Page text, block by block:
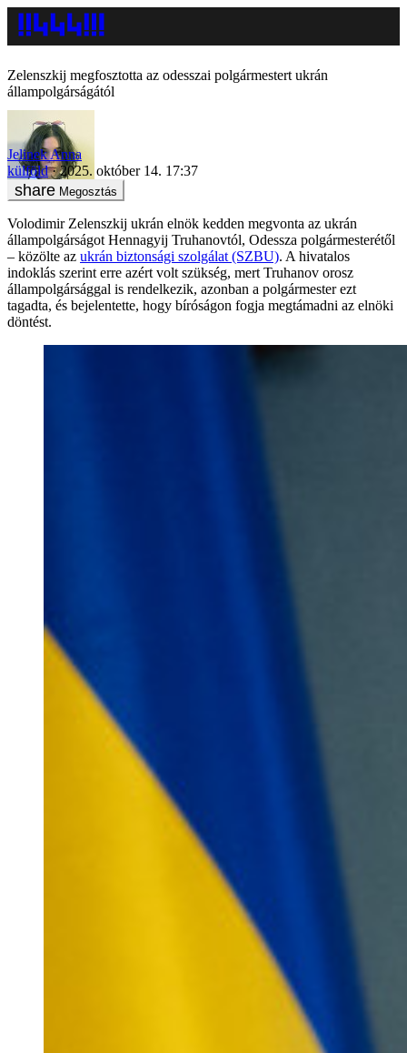
Zelenszkij megfosztotta az odesszai polgármestert ukrán
állampolgárságától
Jelinek Anna
külföld
2025. október 14. 17:37
Megosztás
Volodimir Zelenszkij ukrán elnök kedden megvonta az ukrán
állampolgárságot Hennagyij Truhanovtól, Odessza polgármesterétől
– közölte az ukrán biztonsági szolgálat (SZBU). A hivatalos
indoklás szerint erre azért volt szükség, mert Truhanov orosz
állampolgársággal is rendelkezik, azonban a polgármester ezt
tagadta, és bejelentette, hogy bíróságon fogja megtámadni az elnöki
döntést.